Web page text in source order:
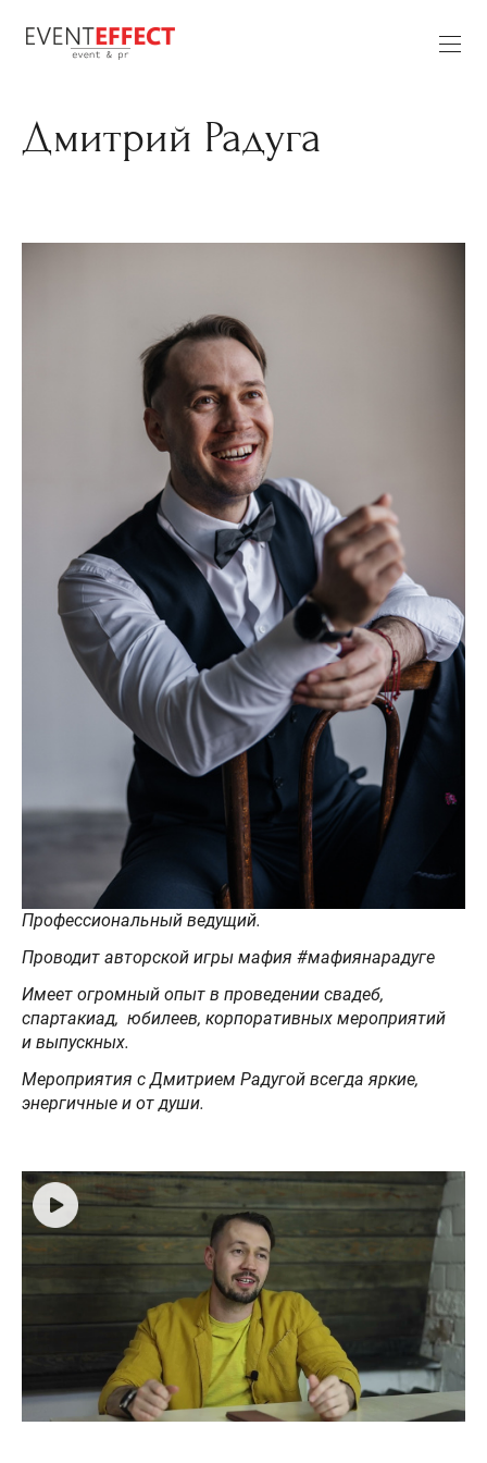
Дмитрий Радуга
Профессиональный ведущий.
Проводит авторской игры мафия #мафиянарадуге
Имеет огромный опыт в проведении свадеб,
спартакиад, юбилеев, корпоративных мероприятий
и выпускных.
Мероприятия с Дмитрием Радугой всегда яркие,
энергичные и от души.